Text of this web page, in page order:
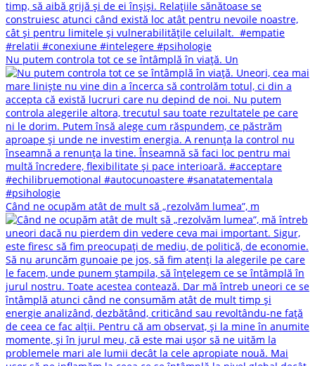
Nu putem controla tot ce se întâmplă în viață. Un
Când ne ocupăm atât de mult să „rezolvăm lumea”, m